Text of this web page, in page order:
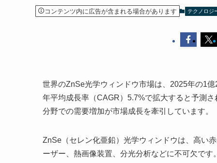
コンテンツ内に広告が含まれる場合があります テクノロジ
世界のZnSe光学ウィンドウ市場は、2025年の1
年平均成長率（CAGR）5.7%で拡大すると予測
分野での需要増加が市場成長を牽引しています。
ZnSe（セレン化亜鉛）光学ウィンドウは、高い
ーザー、熱画像装置、分光分析などに不可欠です